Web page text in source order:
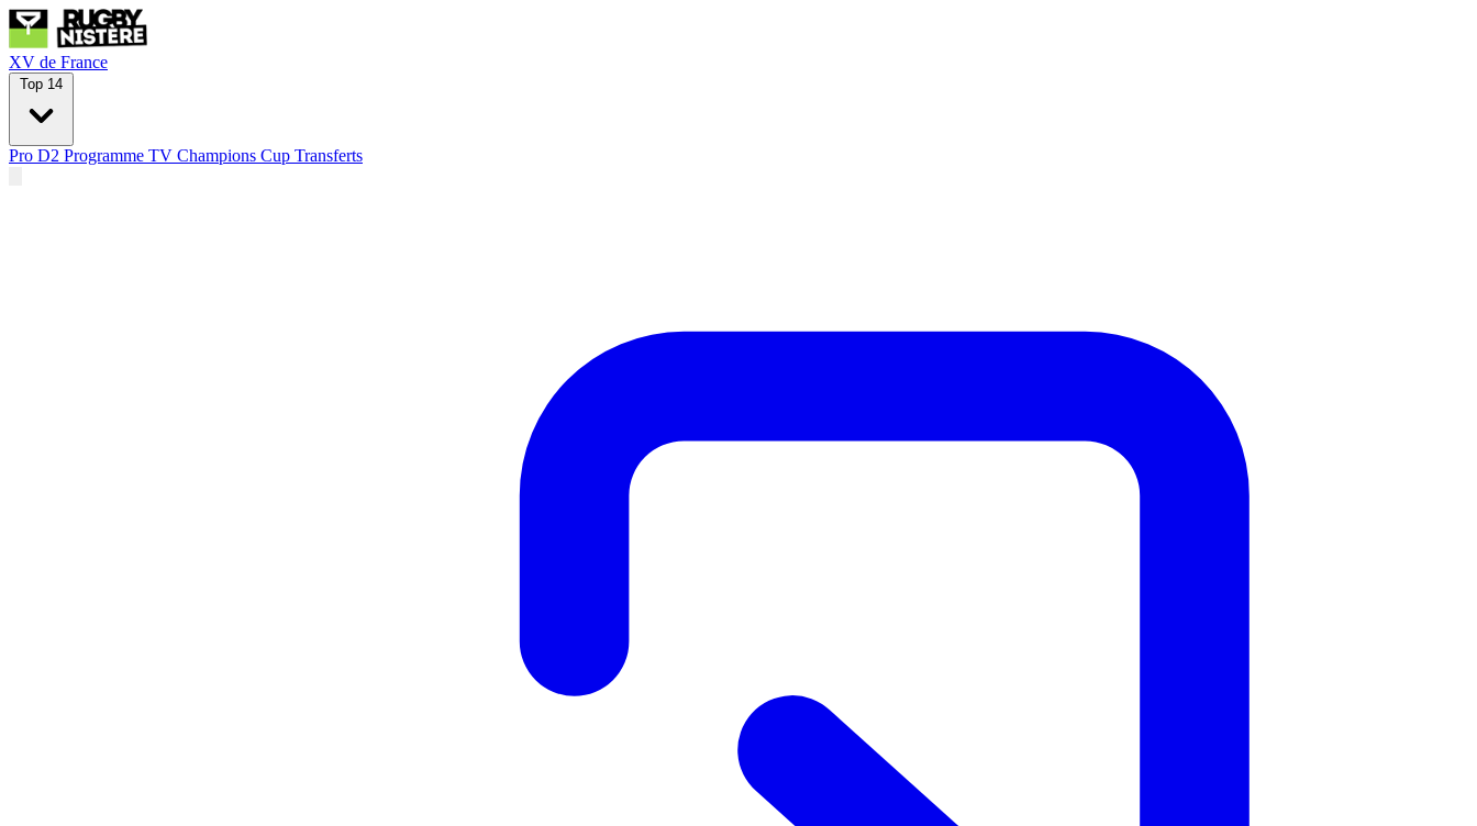
XV de France
Top 14
Pro D2 Programme TV Champions Cup Transferts